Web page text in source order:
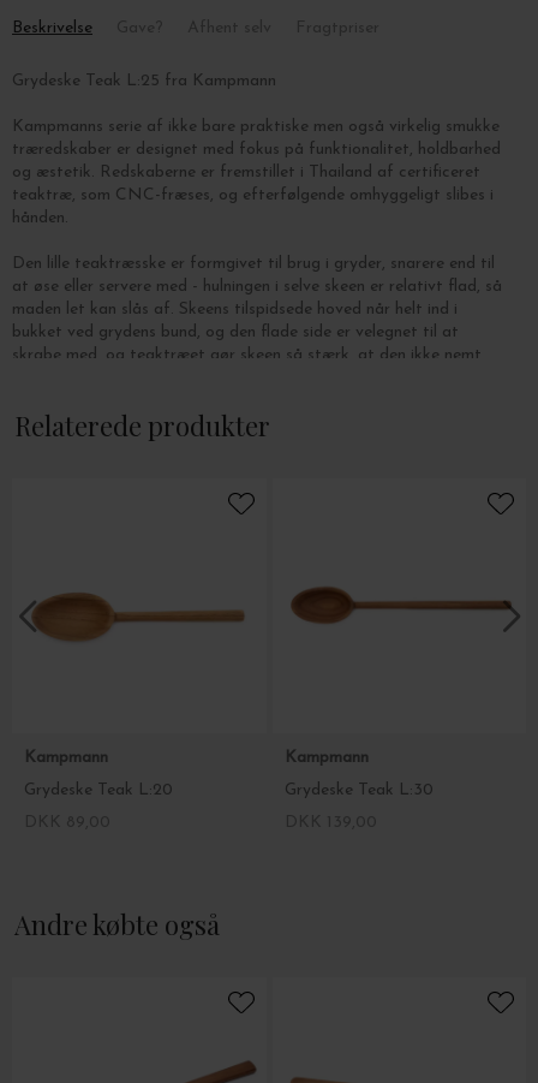
Beskrivelse
Grydeske Teak L:25 fra Kampmann
Kampmanns serie af ikke bare praktiske men også virkelig smukke
træredskaber er designet med fokus på funktionalitet, holdbarhed
og æstetik. Redskaberne er fremstillet i Thailand af certificeret
teaktræ, som CNC-fræses, og efterfølgende omhyggeligt slibes i
hånden.
Den lille teaktræsske er formgivet til brug i gryder, snarere end til
at øse eller servere med - hulningen i selve skeen er relativt flad, så
maden let kan slås af. Skeens tilspidsede hoved når helt ind i
bukket ved grydens bund, og den flade side er velegnet til at
skrabe med, og teaktræet gør skeen så stærk, at den ikke nemt
Grydeskeen er inspireret af de smukke skeer, som engang blev
solgt i den legendariske butik E. Dehillerin i Paris. Disse skeer var
hvilken udgave man havde i hånden. Som en hyldest til dem har
Kampmann mærket sine skeer på samme måde.
Produkter af træ tåler ikke opvaskemaskine - vask skeen i hånden
og giv af og til overfladen en efterbehandling med
Relaterede produkter
Kampmann
Grydeske Teak L:20
Kampmann
Grydeske Teak L:30
Andre købte også